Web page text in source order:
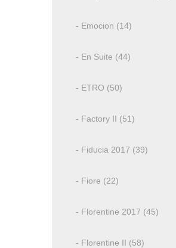
- Emocion (14)
- En Suite (44)
- ETRO (50)
- Factory II (51)
- Fiducia 2017 (39)
- Fiore (22)
- Florentine 2017 (45)
- Florentine II (58)